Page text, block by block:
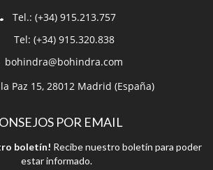
Tel.: (+34) 915.213.757
Tel: (+34) 915.320.838
bohindra@bohindra.com
Paz 15, 28012 Madrid (España)
POR EMAIL
boletín! Recibe nuestro boletín para poder
estar informado.